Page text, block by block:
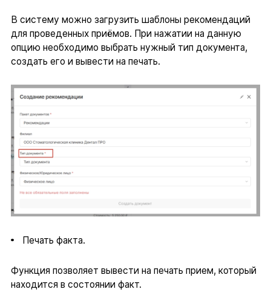
В систему можно загрузить шаблоны рекомендаций
для проведенных приёмов. При нажатии на данную
опцию необходимо выбрать нужный тип документа,
создать его и вывести на печать.
Печать факта.
Функция позволяет вывести на печать прием, который
находится в состоянии факт.